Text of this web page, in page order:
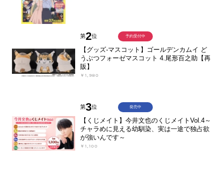
第2位
【グッズ-マスコット】ゴールデンカムイ ど
うぶつフォーゼマスコット 4.尾形百之助【再
販】
￥1,980
予約受付中
第3位
【くじメイト】今井文也のくじメイトVol.4～
チャラめに見える幼馴染、実は一途で独占欲
が強いんです～
￥1,100
発売中